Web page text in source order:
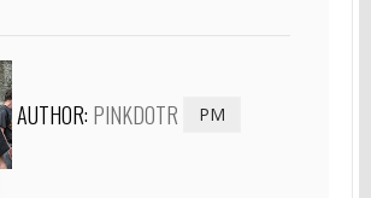
AUTHOR: PINKDOTR PM